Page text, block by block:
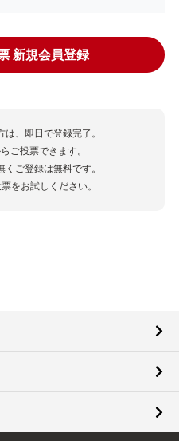
新規会員登録
、即日で登録完了。
ご投票できます。
ご登録は無料です。
をお試しください。